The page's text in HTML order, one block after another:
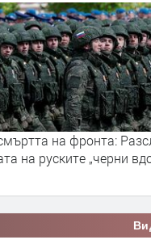
на фронта:
на руските „черни